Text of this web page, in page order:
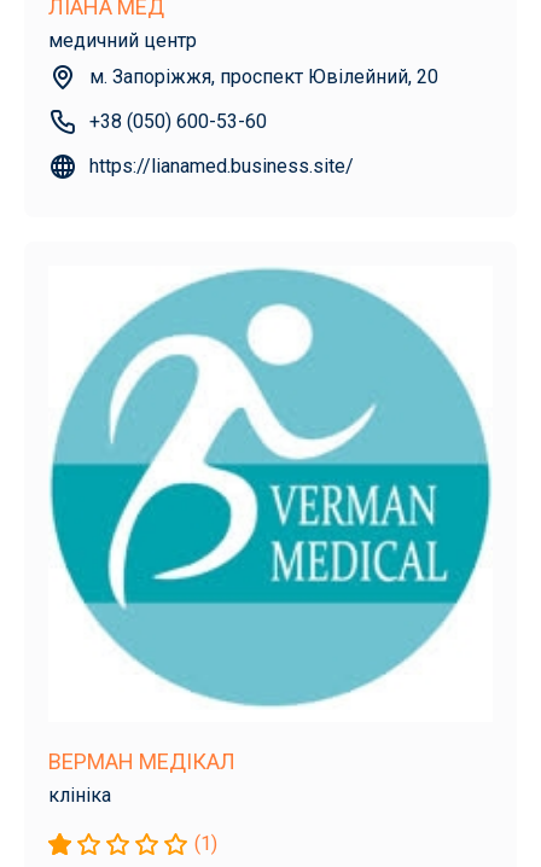
ЛІАНА МЕД
медичний центр
м. Запоріжжя, проспект Ювілейний, 20
+38 (050) 600-53-60
https://lianamed.business.site/
ВЕРМАН МЕДІКАЛ
клініка
(1)